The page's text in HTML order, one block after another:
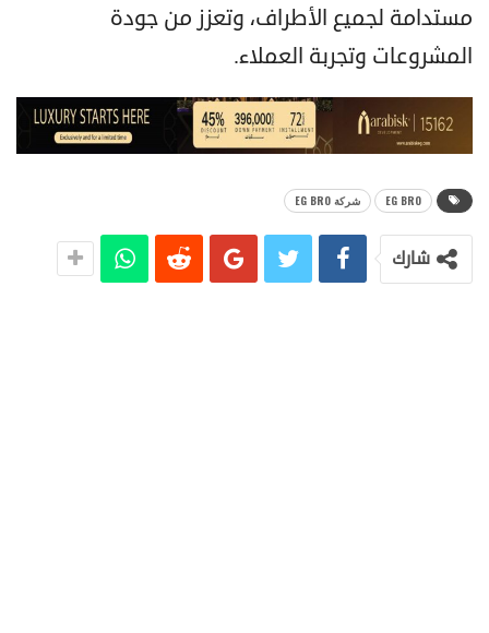
مستدامة لجميع الأطراف، وتعزز من جودة
المشروعات وتجربة العملاء.
EG BRO شركة EG BRO
شارك